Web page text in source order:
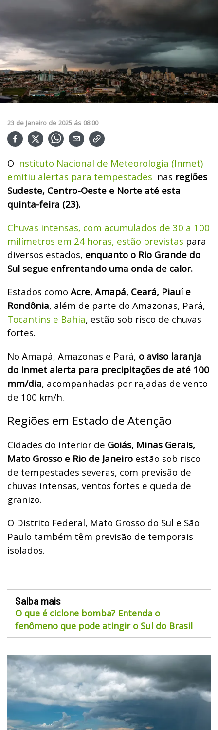
23 de Janeiro de 2025 ás 08:00
O Instituto Nacional de Meteorologia (Inmet)
emitiu alertas para tempestades nas regiões
Sudeste, Centro-Oeste e Norte até esta
quinta-feira (23).
Chuvas intensas, com acumulados de 30 a 100
milímetros em 24 horas, estão previstas para
diversos estados, enquanto o Rio Grande do
Sul segue enfrentando uma onda de calor.
Estados como Acre, Amapá, Ceará, Piauí e
Rondônia, além de parte do Amazonas, Pará,
Tocantins e Bahia, estão sob risco de chuvas
fortes.
No Amapá, Amazonas e Pará, o aviso laranja
do Inmet alerta para precipitações de até 100
mm/dia, acompanhadas por rajadas de vento
de 100 km/h.
Regiões em Estado de Atenção
Cidades do interior de Goiás, Minas Gerais,
Mato Grosso e Rio de Janeiro estão sob risco
de tempestades severas, com previsão de
chuvas intensas, ventos fortes e queda de
granizo.
O Distrito Federal, Mato Grosso do Sul e São
Paulo também têm previsão de temporais
isolados.
Saiba mais
O que é ciclone bomba? Entenda o
fenômeno que pode atingir o Sul do Brasil